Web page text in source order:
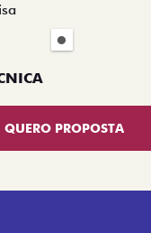
QUERO PROPOSTA